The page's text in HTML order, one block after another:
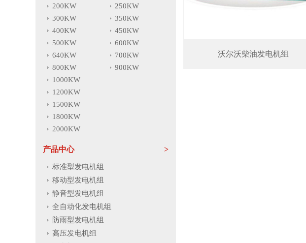
200KW
250KW
300KW
350KW
400KW
450KW
500KW
600KW
640KW
700KW
800KW
900KW
1000KW
1200KW
1500KW
1800KW
2000KW
产品中心
标准型发电机组
移动型发电机组
静音型发电机组
全自动化发电机组
防雨型发电机组
高压发电机组
沃尔沃柴油发电机组